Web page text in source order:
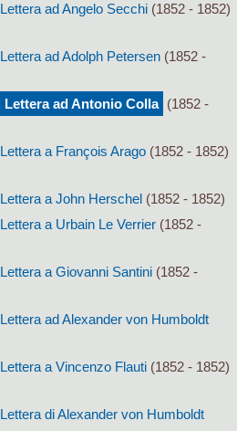
Lettera ad Angelo Secchi (1852 - 1852)
Lettera ad Adolph Petersen (1852 -
Lettera ad Antonio Colla (1852 -
Lettera a François Arago (1852 - 1852)
Lettera a John Herschel (1852 - 1852)
Lettera a Urbain Le Verrier (1852 -
Lettera a Giovanni Santini (1852 -
Lettera ad Alexander von Humboldt
Lettera a Vincenzo Flauti (1852 - 1852)
Lettera di Alexander von Humboldt